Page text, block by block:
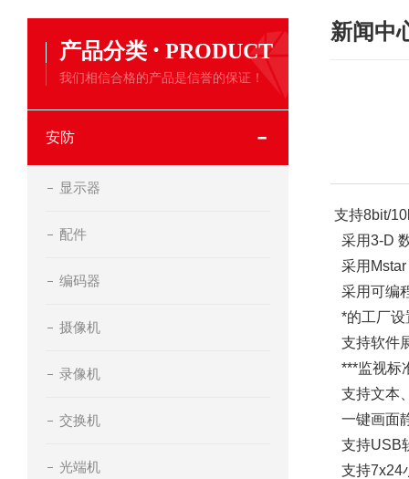
产品分类 · PRODUCT
我们相信合格的产品是信誉的保证！
安防
显示器
配件
编码器
摄像机
录像机
交换机
光端机
新闻中
支持8bit/
采用3-D
采用Mstar
采用可编
*的工厂设
支持软件
***监视标
支持文本
一键画面
支持USB
支持7x24